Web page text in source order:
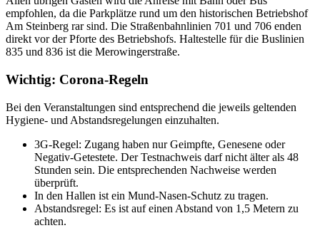
empfohlen, da die Parkplätze rund um den historischen Betriebshof
Am Steinberg rar sind. Die Straßenbahnlinien 701 und 706 enden
direkt vor der Pforte des Betriebshofs. Haltestelle für die Buslinien
835 und 836 ist die Merowingerstraße.
Wichtig: Corona-Regeln
Bei den Veranstaltungen sind entsprechend die jeweils geltenden
Hygiene- und Abstandsregelungen einzuhalten.
3G-Regel: Zugang haben nur Geimpfte, Genesene oder
Negativ-Getestete. Der Testnachweis darf nicht älter als 48
Stunden sein. Die entsprechenden Nachweise werden
überprüft.
In den Hallen ist ein Mund-Nasen-Schutz zu tragen.
Abstandsregel: Es ist auf einen Abstand von 1,5 Metern zu
achten.